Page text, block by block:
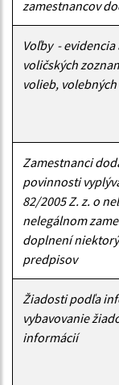
zamestnancov
Voľby -
voličských
volieb,
Zamestnanci
povinnosti
82/2005 Z. z. o
nelegálnom
doplnení
predpisov
Žiadosti podľa
vybavovanie
informácií